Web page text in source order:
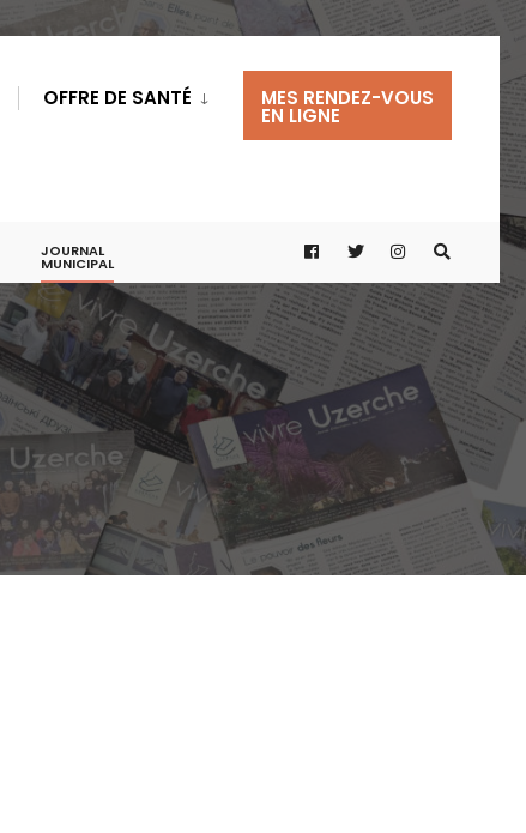
OFFRE DE SANTÉ MES RENDEZ-VOUS
EN LIGNE
JOURNAL
MUNICIPAL